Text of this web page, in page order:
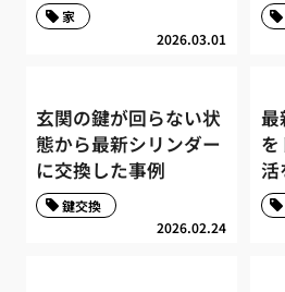
2026.03.01
家
玄関の鍵が回らない状
態から最新シリンダー
に交換した事例
2026.02.24
鍵交換
最
活